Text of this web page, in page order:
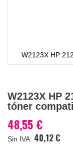
W2123X HP
al
comienzo
la
galería
W2123X HP
tóner
48,55 €
40,12 €